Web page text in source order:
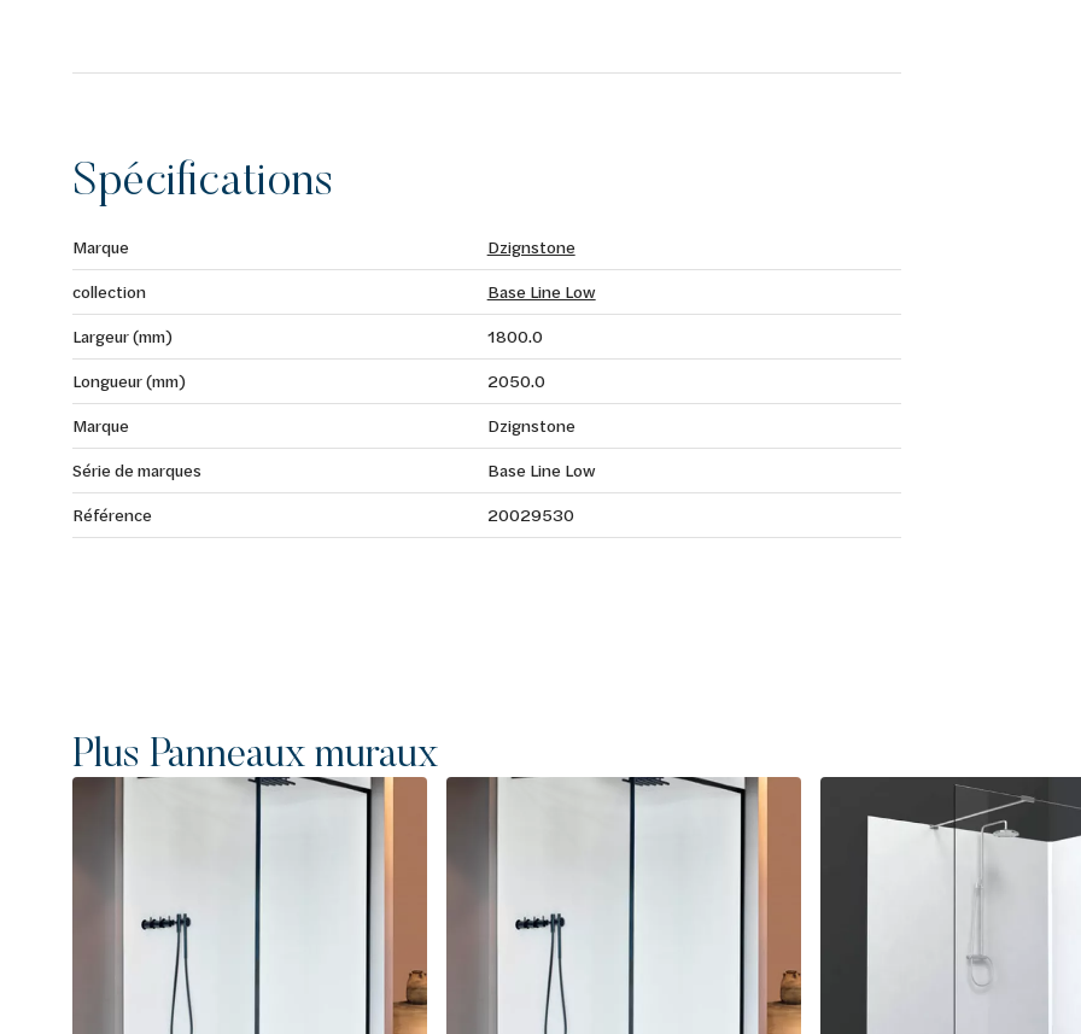
Spécifications
Marque
Dzignstone
collection
Base Line Low
Largeur (mm)
1800.0
Longueur (mm)
2050.0
Marque
Dzignstone
Série de marques
Base Line Low
Référence
20029530
Plus Panneaux muraux